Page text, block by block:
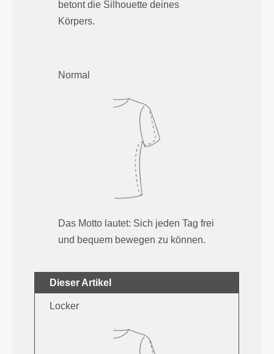
betont die Silhouette deines
Körpers.
Normal
Das Motto lautet: Sich jeden Tag frei
und bequem bewegen zu können.
Dieser Artikel
Locker